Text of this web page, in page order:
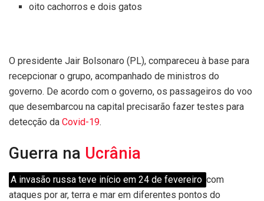
oito cachorros e dois gatos
O presidente Jair Bolsonaro (PL), compareceu à base para
recepcionar o grupo, acompanhado de ministros do
governo. De acordo com o governo, os passageiros do voo
que desembarcou na capital precisarão fazer testes para
detecção da Covid-19.
Guerra na Ucrânia
A invasão russa teve início em 24 de fevereiro com
ataques por ar, terra e mar em diferentes pontos do